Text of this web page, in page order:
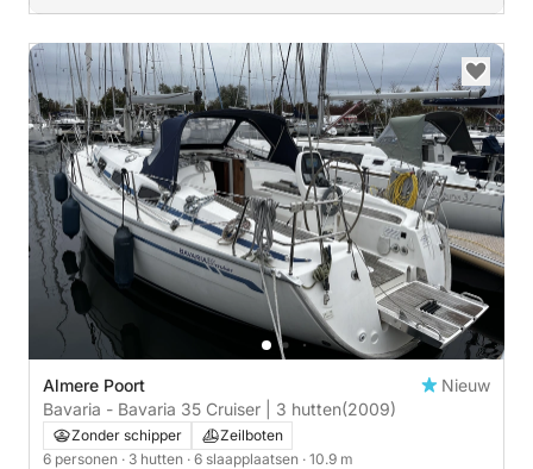
Almere Poort
Nieuw
Bavaria - Bavaria 35 Cruiser | 3 hutten(2009)
Zonder schipper
Zeilboten
6 personen · 3 hutten · 6 slaapplaatsen · 10.9 m